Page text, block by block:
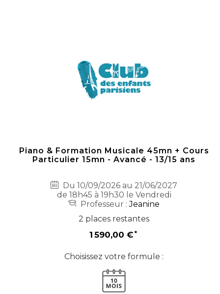
Piano & Formation Musicale 45mn + Cours
Particulier 15mn - Avancé - 13/15 ans
Du 10/09/2026 au 21/06/2027
de 18h45 à 19h30 le Vendredi
Professeur :Jeanine
2 places restantes
1 590,00 €
Choisissez votre formule :